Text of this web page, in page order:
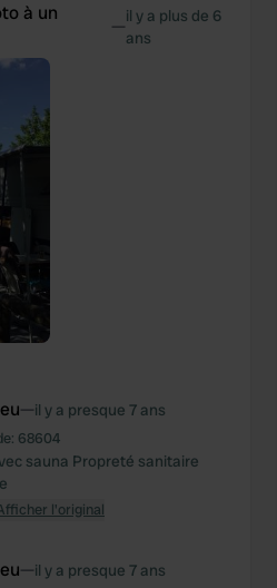
à un
—il y a plus de 6
ans
—il y a presque 7 ans
68604
sauna Propreté sanitaire
l'original
—il y a presque 7 ans